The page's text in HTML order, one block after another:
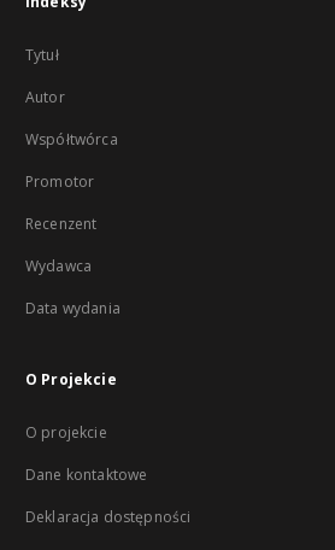
Tytuł
Autor
Współtwórca
Promotor
Recenzent
Wydawca
Data wydania
O Projekcie
O projekcie
Dane kontaktowe
Deklaracja dostępności